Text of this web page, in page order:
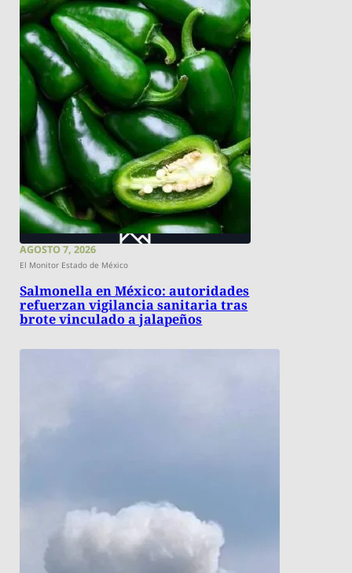
AGOSTO 7, 2026
El Monitor Estado de México
Salmonella en México: autoridades
refuerzan vigilancia sanitaria tras
brote vinculado a jalapeños